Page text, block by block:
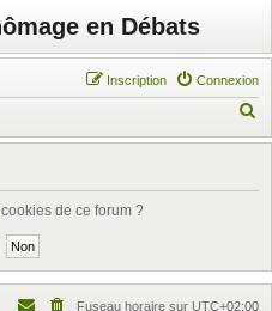
en Débats
Connexion
Inscription
e
c
de ce forum ?
Fuseau horaire sur UTC+02:00